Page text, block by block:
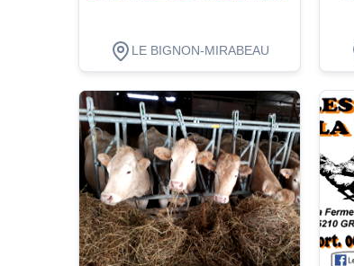
LE BIGNON-MIRABEAU
Dégustation